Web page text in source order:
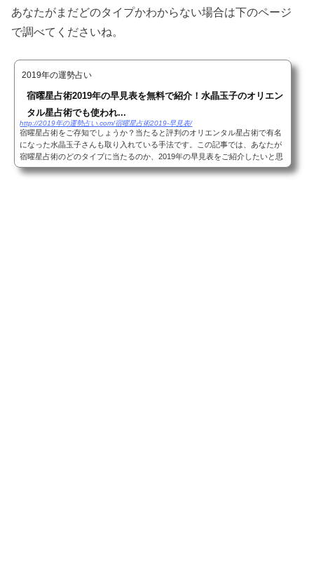
あなたがまだどのタイプかわからない場合は下のページ
で調べてくださいね。
2019年の運勢占い
宿曜星占術2019年の早見表を無料で紹介！水晶玉子のオリエン
タル星占術でも使われ...
http://2019年の運勢占い.com/宿曜星占術2019-早見表/
宿曜星占術をご存知でしょうか？当たると評判のオリエンタル星占術で有名
になった水晶玉子さんも取り入れている手法です。この記事では、あなたが
宿曜星占術のどのタイプに当たるのか、2019年の早見表をご紹介したいと思
います。もちろんこの宿曜星占術は水晶玉子さ...